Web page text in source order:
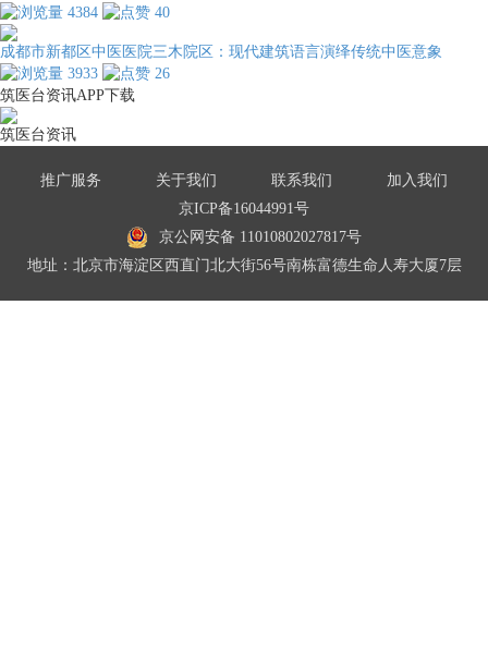
4384
40
成都市新都区中医医院三木院区：现代建筑语言演绎传统中医意象
3933
26
筑医台资讯APP下载
筑医台资讯
推广服务 关于我们 联系我们
加入我们
京ICP备16044991号
京公网安备 11010802027817号
地址：北京市海淀区西直门北大街56号南栋富德生命人寿大厦7层